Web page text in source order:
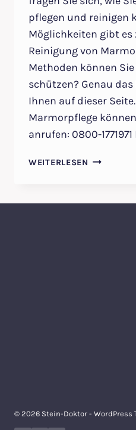
pflegen und reinigen
Möglichkeiten gibt es
Reinigung von
Methoden können
schützen? Genau
Ihnen auf dieser
Marmorpflege
anrufen: 0800-
WEITERLESEN
© 2026 Stein-Doktor - WordPress